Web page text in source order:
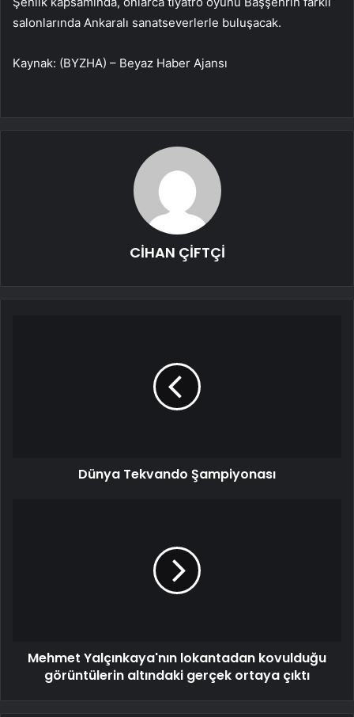
salonlarında Ankaralı sanatseverlerle buluşacak.
Kaynak: (BYZHA) – Beyaz Haber Ajansı
CİHAN ÇİFTÇİ
Dünya Tekvando Şampiyonası
Mehmet Yalçınkaya'nın lokantadan kovulduğu
görüntülerin altındaki gerçek ortaya çıktı